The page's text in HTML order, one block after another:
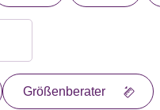
Größenberater